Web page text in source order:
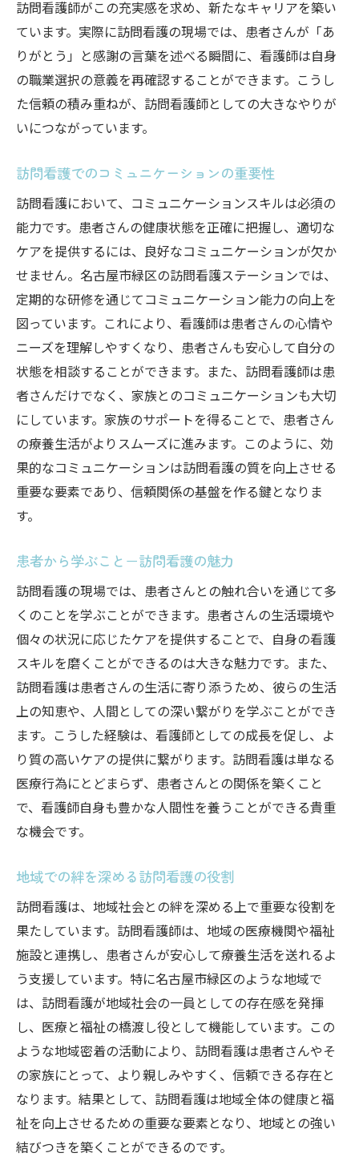
訪問看護師がこの充実感を求め、新たなキャリアを築い
ています。実際に訪問看護の現場では、患者さんが「あ
りがとう」と感謝の言葉を述べる瞬間に、看護師は自身
の職業選択の意義を再確認することができます。こうし
た信頼の積み重ねが、訪問看護師としての大きなやりが
いにつながっています。
訪問看護でのコミュニケーションの重要性
訪問看護において、コミュニケーションスキルは必須の
能力です。患者さんの健康状態を正確に把握し、適切な
ケアを提供するには、良好なコミュニケーションが欠か
せません。名古屋市緑区の訪問看護ステーションでは、
定期的な研修を通じてコミュニケーション能力の向上を
図っています。これにより、看護師は患者さんの心情や
ニーズを理解しやすくなり、患者さんも安心して自分の
状態を相談することができます。また、訪問看護師は患
者さんだけでなく、家族とのコミュニケーションも大切
にしています。家族のサポートを得ることで、患者さん
の療養生活がよりスムーズに進みます。このように、効
果的なコミュニケーションは訪問看護の質を向上させる
重要な要素であり、信頼関係の基盤を作る鍵となりま
す。
患者から学ぶこと－訪問看護の魅力
訪問看護の現場では、患者さんとの触れ合いを通じて多
くのことを学ぶことができます。患者さんの生活環境や
個々の状況に応じたケアを提供することで、自身の看護
スキルを磨くことができるのは大きな魅力です。また、
訪問看護は患者さんの生活に寄り添うため、彼らの生活
上の知恵や、人間としての深い繋がりを学ぶことができ
ます。こうした経験は、看護師としての成長を促し、よ
り質の高いケアの提供に繋がります。訪問看護は単なる
医療行為にとどまらず、患者さんとの関係を築くこと
で、看護師自身も豊かな人間性を養うことができる貴重
な機会です。
地域での絆を深める訪問看護の役割
訪問看護は、地域社会との絆を深める上で重要な役割を
果たしています。訪問看護師は、地域の医療機関や福祉
施設と連携し、患者さんが安心して療養生活を送れるよ
う支援しています。特に名古屋市緑区のような地域で
は、訪問看護が地域社会の一員としての存在感を発揮
し、医療と福祉の橋渡し役として機能しています。この
ような地域密着の活動により、訪問看護は患者さんやそ
の家族にとって、より親しみやすく、信頼できる存在と
なります。結果として、訪問看護は地域全体の健康と福
祉を向上させるための重要な要素となり、地域との強い
結びつきを築くことができるのです。